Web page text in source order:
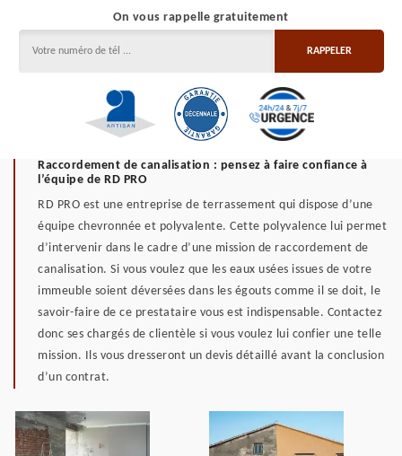
On vous rappelle gratuitement
Raccordement de canalisation : pensez à faire confiance à
l’équipe de RD PRO
RD PRO est une entreprise de terrassement qui dispose d’une
équipe chevronnée et polyvalente. Cette polyvalence lui permet
d’intervenir dans le cadre d’une mission de raccordement de
canalisation. Si vous voulez que les eaux usées issues de votre
immeuble soient déversées dans les égouts comme il se doit, le
savoir-faire de ce prestataire vous est indispensable. Contactez
donc ses chargés de clientèle si vous voulez lui confier une telle
mission. Ils vous dresseront un devis détaillé avant la conclusion
d’un contrat.